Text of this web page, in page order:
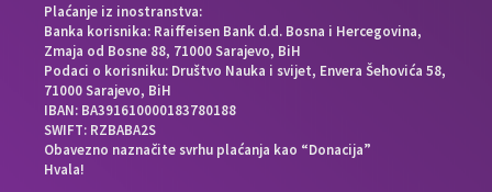
Plaćanje iz inostranstva:
Banka korisnika: Raiffeisen Bank d.d. Bosna i Hercegovina,
Zmaja od Bosne 88, 71000 Sarajevo, BiH
Podaci o korisniku: Društvo Nauka i svijet, Envera Šehovića 58,
71000 Sarajevo, BiH
IBAN: BA391610000183780188
SWIFT: RZBABA2S
Obavezno naznačite svrhu plaćanja kao “Donacija”
Hvala!